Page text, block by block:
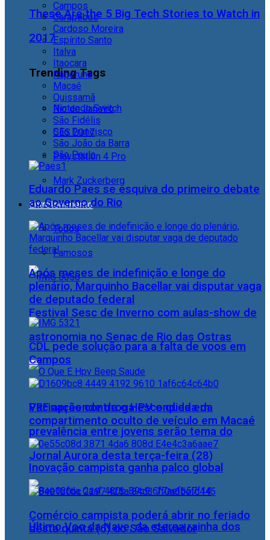
These Are the 5 Big Tech Stories to Watch in
2017
Trending Tags
Nintendo Switch
CES 2017
Playstation 4 Pro
Mark Zuckerberg
Entretenimento
Todos
Famosos
Festival Sesc de Inverno com aulas-show de
astronomia no Senac de Rio das Ostras
Vacinação contra o HPV e queda da
prevalência entre jovens serão tema do
Jornal Aurora desta terça-feira (28)
Último Voo da Nave, da eterna rainha dos
Campos
Carapebus
Cardoso Moreira
Espírito Santo
Italva
Itaocara
Itaperuna
Macaé
Quissamã
Rio de Janeiro
São Fidélis
São Francisco
São João da Barra
São Paulo
Eduardo Paes se esquiva do primeiro debate
ao Governo do Rio
Após meses de indefinição e longe do
plenário, Marquinho Bacellar vai disputar vaga
de deputado federal
CDL pede solução para a falta de voos em
Campos
PRF apreende droga escondida em
compartimento oculto de veículo em Macaé
Inovação campista ganha palco global
Comércio campista poderá abrir no feriado
desta quinta (6) do São Salvador